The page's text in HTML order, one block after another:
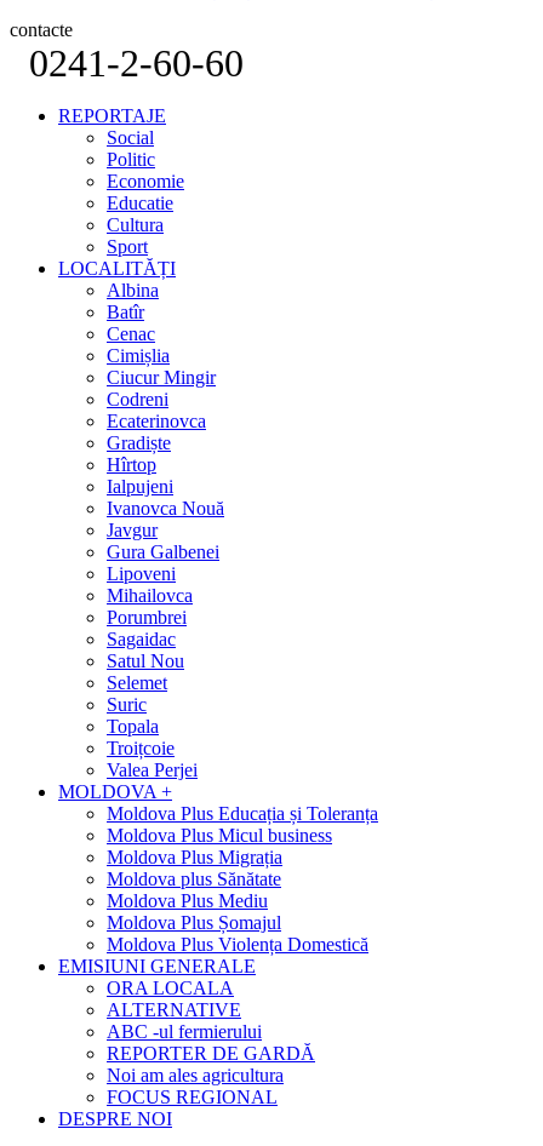
contacte
0241-2-60-60
REPORTAJE
Social
Politic
Economie
Educatie
Cultura
Sport
LOCALITĂȚI
Albina
Batîr
Cenac
Cimișlia
Ciucur Mingir
Codreni
Ecaterinovca
Gradiște
Hîrtop
Ialpujeni
Ivanovca Nouă
Javgur
Gura Galbenei
Lipoveni
Mihailovca
Porumbrei
Sagaidac
Satul Nou
Selemet
Suric
Topala
Troițcoie
Valea Perjei
MOLDOVA +
Moldova Plus Educația și Toleranța
Moldova Plus Micul business
Moldova Plus Migrația
Moldova plus Sănătate
Moldova Plus Mediu
Moldova Plus Șomajul
Moldova Plus Violența Domestică
EMISIUNI GENERALE
ORA LOCALA
ALTERNATIVE
ABC -ul fermierului
REPORTER DE GARDĂ
Noi am ales agricultura
FOCUS REGIONAL
DESPRE NOI